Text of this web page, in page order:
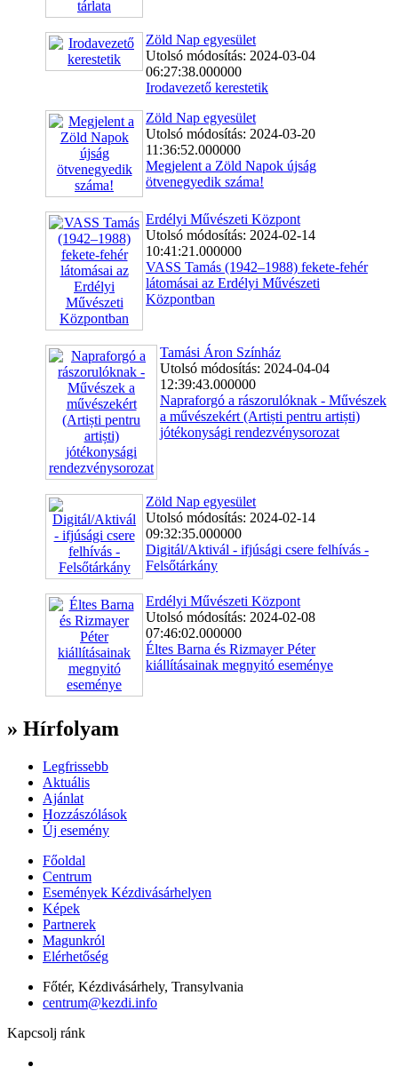
Zöld Nap egyesület
Utolsó módosítás: 2024-03-04
06:27:38.000000
Irodavezető kerestetik
Zöld Nap egyesület
Utolsó módosítás: 2024-03-20
11:36:52.000000
Megjelent a Zöld Napok újság
ötvenegyedik száma!
Erdélyi Művészeti Központ
Utolsó módosítás: 2024-02-14
10:41:21.000000
VASS Tamás (1942–1988) fekete-fehér
látomásai az Erdélyi Művészeti
Központban
Tamási Áron Színház
Utolsó módosítás: 2024-04-04
12:39:43.000000
Napraforgó a rászorulóknak - Művészek
a művészekért (Artiști pentru artiști)
jótékonysági rendezvénysorozat
Zöld Nap egyesület
Utolsó módosítás: 2024-02-14
09:32:35.000000
Digitál/Aktivál - ifjúsági csere felhívás -
Felsőtárkány
Erdélyi Művészeti Központ
Utolsó módosítás: 2024-02-08
07:46:02.000000
Éltes Barna és Rizmayer Péter
kiállításainak megnyitó eseménye
» Hírfolyam
Legfrissebb
Aktuális
Ajánlat
Hozzászólások
Új esemény
Főoldal
Centrum
Események Kézdivásárhelyen
Képek
Partnerek
Magunkról
Elérhetőség
Főtér, Kézdivásárhely, Transylvania
centrum@kezdi.info
Kapcsolj ránk